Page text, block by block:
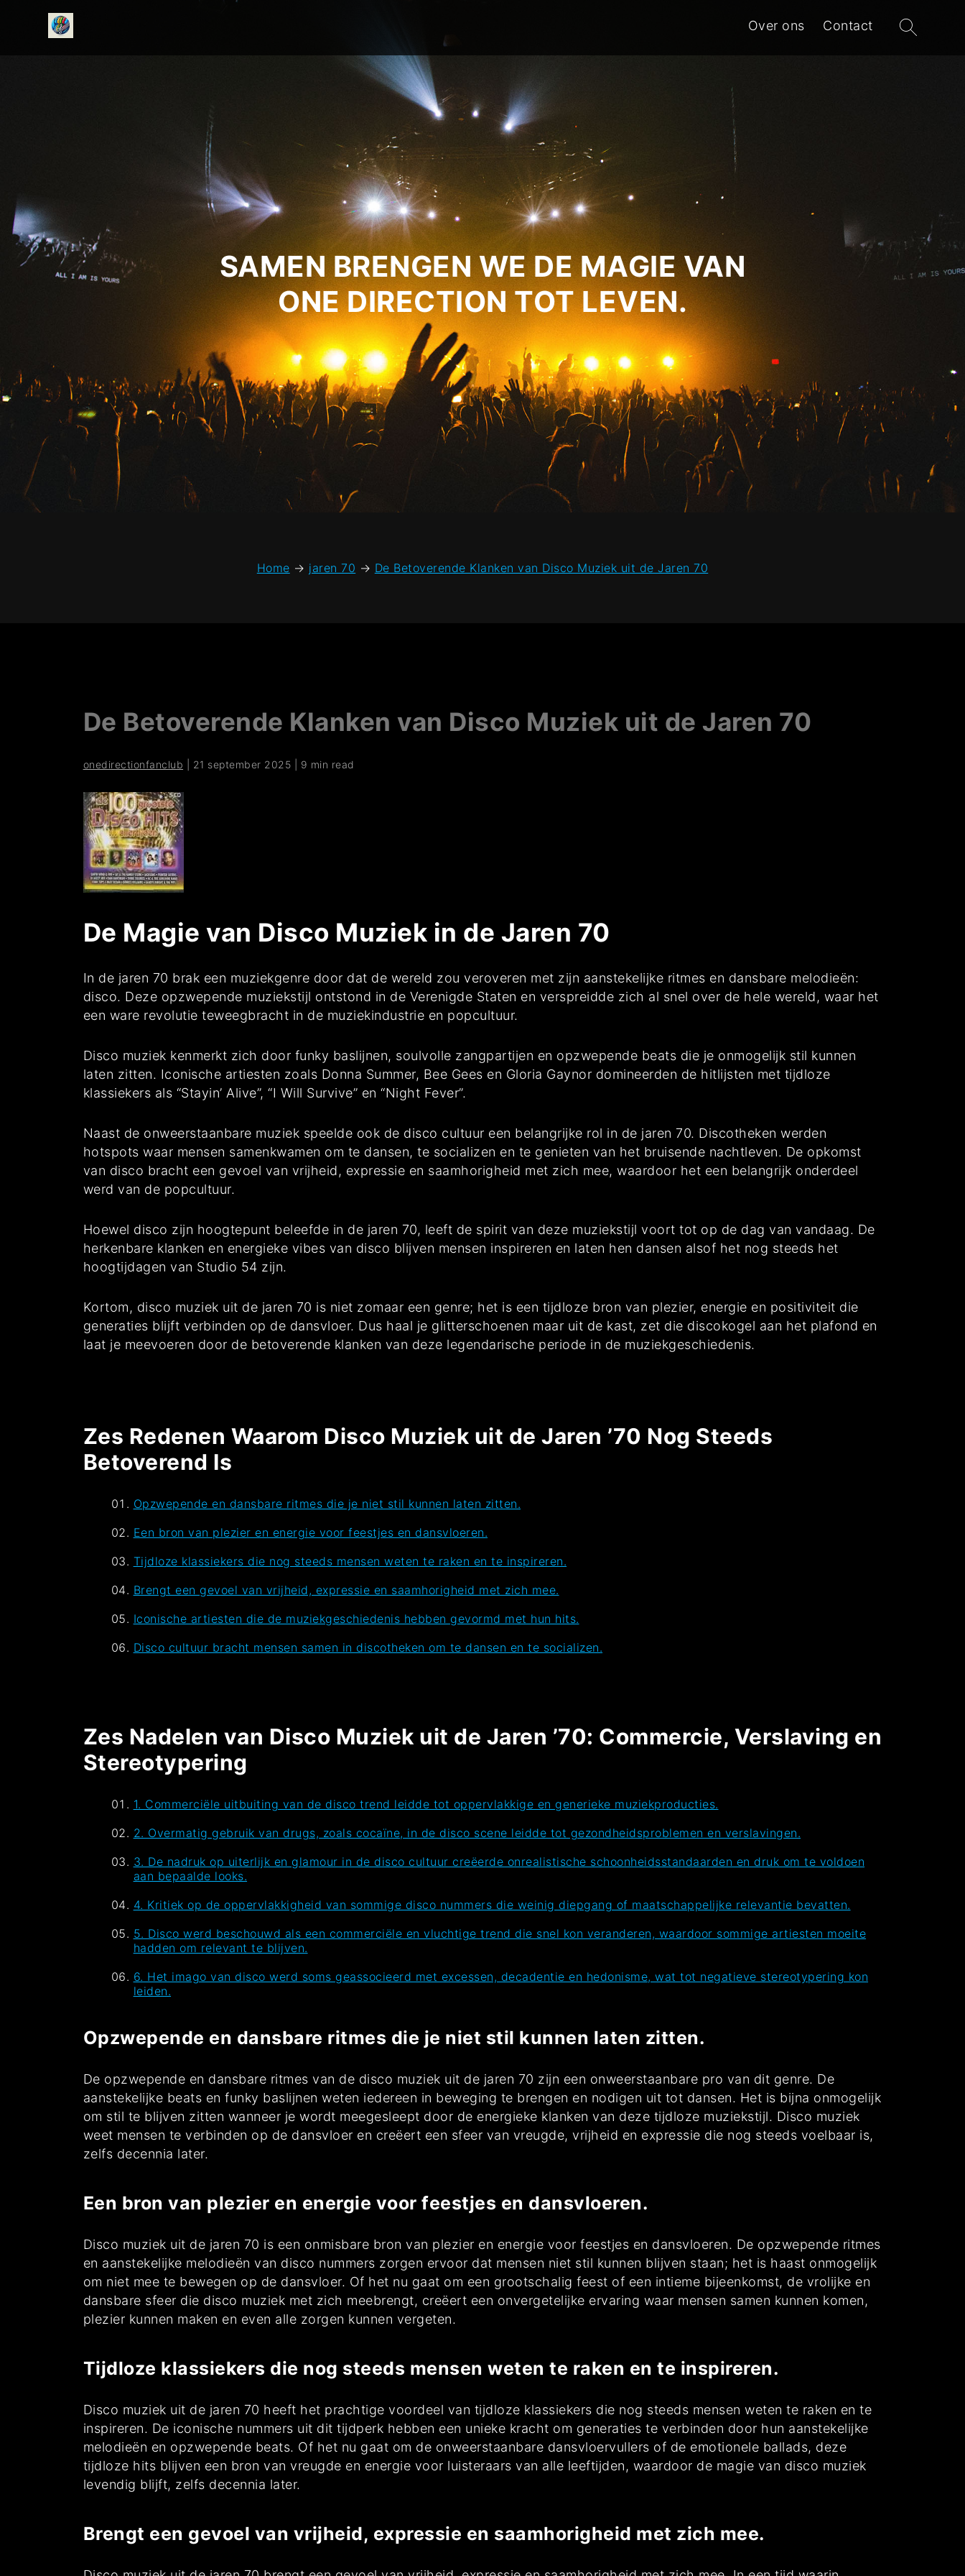
onedirectionfanclub.nl Over ons Contact
Zoeken
naar:
SAMEN BRENGEN WE DE MAGIE VAN
ONE DIRECTION TOT LEVEN.
Home → jaren 70 → De Betoverende Klanken van Disco Muziek uit de Jaren 70
De Betoverende Klanken van Disco Muziek uit de Jaren 70
onedirectionfanclub 21 september 2025 9 min read
De Magie van Disco Muziek in de Jaren 70
In de jaren 70 brak een muziekgenre door dat de wereld zou veroveren met zijn aanstekelijke ritmes en dansbare melodieën:
disco. Deze opzwepende muziekstijl ontstond in de Verenigde Staten en verspreidde zich al snel over de hele wereld, waar het
een ware revolutie teweegbracht in de muziekindustrie en popcultuur.
Disco muziek kenmerkt zich door funky baslijnen, soulvolle zangpartijen en opzwepende beats die je onmogelijk stil kunnen
laten zitten. Iconische artiesten zoals Donna Summer, Bee Gees en Gloria Gaynor domineerden de hitlijsten met tijdloze
klassiekers als “Stayin’ Alive”, “I Will Survive” en “Night Fever”.
Naast de onweerstaanbare muziek speelde ook de disco cultuur een belangrijke rol in de jaren 70. Discotheken werden
hotspots waar mensen samenkwamen om te dansen, te socializen en te genieten van het bruisende nachtleven. De opkomst
van disco bracht een gevoel van vrijheid, expressie en saamhorigheid met zich mee, waardoor het een belangrijk onderdeel
werd van de popcultuur.
Hoewel disco zijn hoogtepunt beleefde in de jaren 70, leeft de spirit van deze muziekstijl voort tot op de dag van vandaag. De
herkenbare klanken en energieke vibes van disco blijven mensen inspireren en laten hen dansen alsof het nog steeds het
hoogtijdagen van Studio 54 zijn.
Kortom, disco muziek uit de jaren 70 is niet zomaar een genre; het is een tijdloze bron van plezier, energie en positiviteit die
generaties blijft verbinden op de dansvloer. Dus haal je glitterschoenen maar uit de kast, zet die discokogel aan het plafond en
laat je meevoeren door de betoverende klanken van deze legendarische periode in de muziekgeschiedenis.
Zes Redenen Waarom Disco Muziek uit de Jaren ’70 Nog Steeds
Betoverend Is
Opzwepende en dansbare ritmes die je niet stil kunnen laten zitten.
Een bron van plezier en energie voor feestjes en dansvloeren.
Tijdloze klassiekers die nog steeds mensen weten te raken en te inspireren.
Brengt een gevoel van vrijheid, expressie en saamhorigheid met zich mee.
Iconische artiesten die de muziekgeschiedenis hebben gevormd met hun hits.
Disco cultuur bracht mensen samen in discotheken om te dansen en te socializen.
Zes Nadelen van Disco Muziek uit de Jaren ’70: Commercie, Verslaving en
Stereotypering
1. Commerciële uitbuiting van de disco trend leidde tot oppervlakkige en generieke muziekproducties.
2. Overmatig gebruik van drugs, zoals cocaïne, in de disco scene leidde tot gezondheidsproblemen en verslavingen.
3. De nadruk op uiterlijk en glamour in de disco cultuur creëerde onrealistische schoonheidsstandaarden en druk om te voldoen
aan bepaalde looks.
4. Kritiek op de oppervlakkigheid van sommige disco nummers die weinig diepgang of maatschappelijke relevantie bevatten.
5. Disco werd beschouwd als een commerciële en vluchtige trend die snel kon veranderen, waardoor sommige artiesten moeite
hadden om relevant te blijven.
6. Het imago van disco werd soms geassocieerd met excessen, decadentie en hedonisme, wat tot negatieve stereotypering kon
leiden.
Opzwepende en dansbare ritmes die je niet stil kunnen laten zitten.
De opzwepende en dansbare ritmes van de disco muziek uit de jaren 70 zijn een onweerstaanbare pro van dit genre. De
aanstekelijke beats en funky baslijnen weten iedereen in beweging te brengen en nodigen uit tot dansen. Het is bijna onmogelijk
om stil te blijven zitten wanneer je wordt meegesleept door de energieke klanken van deze tijdloze muziekstijl. Disco muziek
weet mensen te verbinden op de dansvloer en creëert een sfeer van vreugde, vrijheid en expressie die nog steeds voelbaar is,
zelfs decennia later.
Een bron van plezier en energie voor feestjes en dansvloeren.
Disco muziek uit de jaren 70 is een onmisbare bron van plezier en energie voor feestjes en dansvloeren. De opzwepende ritmes
en aanstekelijke melodieën van disco nummers zorgen ervoor dat mensen niet stil kunnen blijven staan; het is haast onmogelijk
om niet mee te bewegen op de dansvloer. Of het nu gaat om een grootschalig feest of een intieme bijeenkomst, de vrolijke en
dansbare sfeer die disco muziek met zich meebrengt, creëert een onvergetelijke ervaring waar mensen samen kunnen komen,
plezier kunnen maken en even alle zorgen kunnen vergeten.
Tijdloze klassiekers die nog steeds mensen weten te raken en te inspireren.
Disco muziek uit de jaren 70 heeft het prachtige voordeel van tijdloze klassiekers die nog steeds mensen weten te raken en te
inspireren. De iconische nummers uit dit tijdperk hebben een unieke kracht om generaties te verbinden door hun aanstekelijke
melodieën en opzwepende beats. Of het nu gaat om de onweerstaanbare dansvloervullers of de emotionele ballads, deze
tijdloze hits blijven een bron van vreugde en energie voor luisteraars van alle leeftijden, waardoor de magie van disco muziek
levendig blijft, zelfs decennia later.
Brengt een gevoel van vrijheid, expressie en saamhorigheid met zich mee.